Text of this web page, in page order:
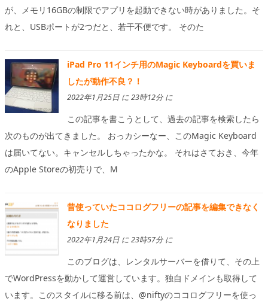
が、メモリ16GBの制限でアプリを起動できない時がありました。そ
れと、USBポートが2つだと、若干不便です。 そのた
iPad Pro 11インチ用のMagic Keyboardを買いま
したが動作不良？！
2022年1月25日 に 23時12分 に
この記事を書こうとして、過去の記事を検索したら
次のものが出てきました。 おっカシーなー、このMagic Keyboard
は届いてない。キャンセルしちゃったかな。 それはさておき、今年
のApple Storeの初売りで、M
昔使っていたココログフリーの記事を編集できなく
なりました
2022年1月24日 に 23時57分 に
このブログは、レンタルサーバーを借りて、その上
でWordPressを動かして運営しています。独自ドメインも取得して
います。このスタイルに移る前は、@niftyのココログフリーを使っ